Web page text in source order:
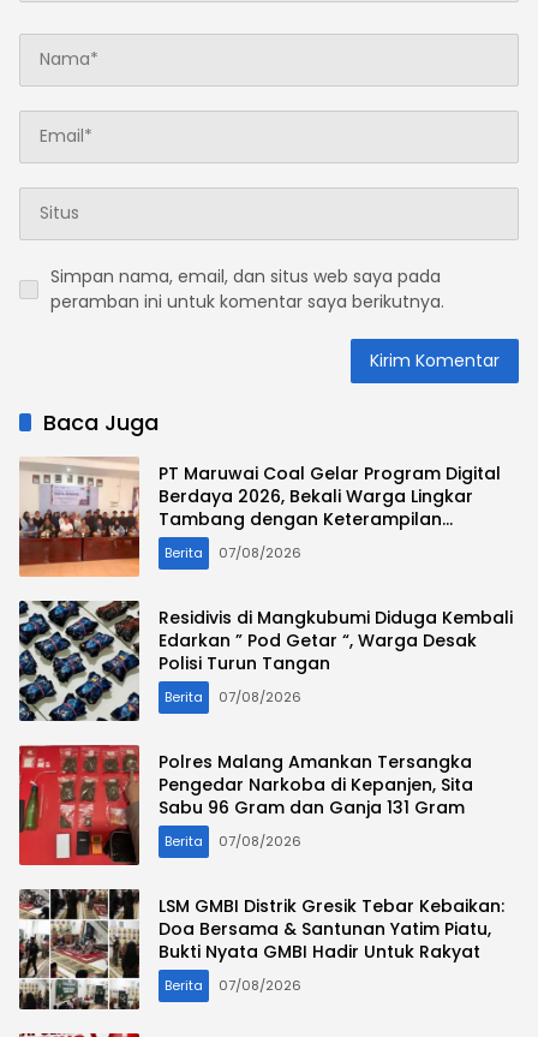
Simpan nama, email, dan situs web saya pada
peramban ini untuk komentar saya berikutnya.
Baca Juga
PT Maruwai Coal Gelar Program Digital
Berdaya 2026, Bekali Warga Lingkar
Tambang dengan Keterampilan
Komputer Bekerja Sama LPP Butterfly
Berita 07/08/2026
Residivis di Mangkubumi Diduga Kembali
Edarkan ” Pod Getar “, Warga Desak
Polisi Turun Tangan
Berita 07/08/2026
Polres Malang Amankan Tersangka
Pengedar Narkoba di Kepanjen, Sita
Sabu 96 Gram dan Ganja 131 Gram
Berita 07/08/2026
LSM GMBI Distrik Gresik Tebar Kebaikan:
Doa Bersama & Santunan Yatim Piatu,
Bukti Nyata GMBI Hadir Untuk Rakyat
Berita 07/08/2026